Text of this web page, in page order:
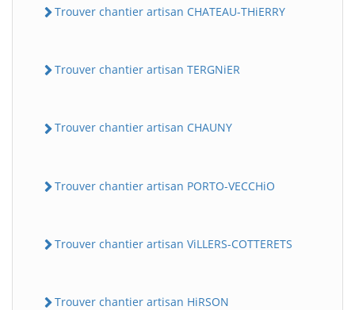
Trouver chantier artisan CHATEAU-THiERRY
Trouver chantier artisan TERGNiER
Trouver chantier artisan CHAUNY
Trouver chantier artisan PORTO-VECCHiO
Trouver chantier artisan ViLLERS-COTTERETS
Trouver chantier artisan HiRSON